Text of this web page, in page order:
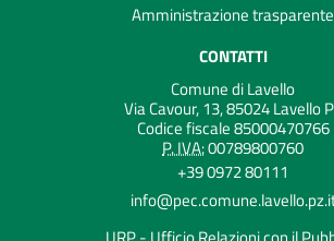
Amministrazione trasparente
CONTATTI
Comune di Lavello
Via Cavour, 13, 85024 Lavello
Codice fiscale 85000470766
P. IVA:00789800760
+39 0972 80111